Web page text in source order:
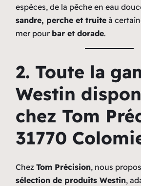
espèces, de la pêche en eau
sandre, perche et truite à
mer pour bar et dorade.
2. Toute la
Westin
chez Tom
31770
Chez Tom Précision, nous
sélection de produits Westin,